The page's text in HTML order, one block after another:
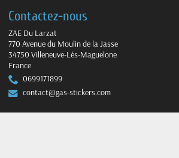
Contactez-nous
ZAE Du Larzat
770 Avenue du Moulin de la Jasse
34750 Villeneuve-Lès-Maguelone
France
0699171899
contact@gas-stickers.com